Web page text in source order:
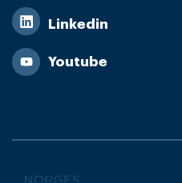
Linkedin
Youtube